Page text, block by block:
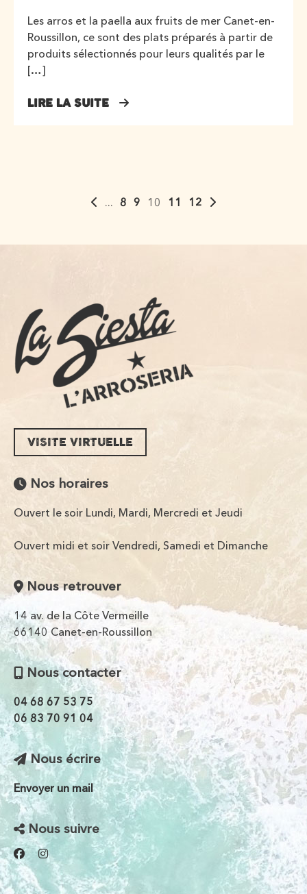
Les arros et la paella aux fruits de mer Canet-en-
Roussillon, ce sont des plats préparés à partir de
produits sélectionnés pour leurs qualités par le
[…]
LIRE LA SUITE
... 8 9 10 11 12
VISITE VIRTUELLE
Nos horaires
Ouvert le soir Lundi, Mardi, Mercredi et Jeudi
Ouvert midi et soir Vendredi, Samedi et Dimanche
Nous retrouver
14 av. de la Côte Vermeille
66140 Canet-en-Roussillon
Nous contacter
04 68 67 53 75
06 83 70 91 04
Nous écrire
Envoyer un mail
Nous suivre